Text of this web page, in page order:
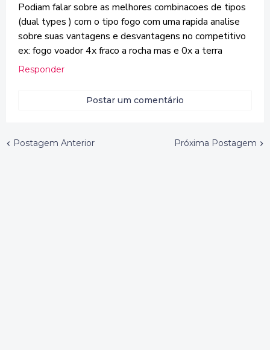
Podiam falar sobre as melhores combinacoes de tipos
(dual types ) com o tipo fogo com uma rapida analise
sobre suas vantagens e desvantagens no competitivo
ex: fogo voador 4x fraco a rocha mas e 0x a terra
Responder
Postar um comentário
Postagem Anterior Próxima Postagem